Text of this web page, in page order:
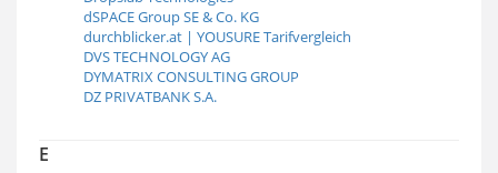
dSPACE Group SE & Co. KG
durchblicker.at | YOUSURE Tarifvergleich
DVS TECHNOLOGY AG
DYMATRIX CONSULTING GROUP
DZ PRIVATBANK S.A.
E